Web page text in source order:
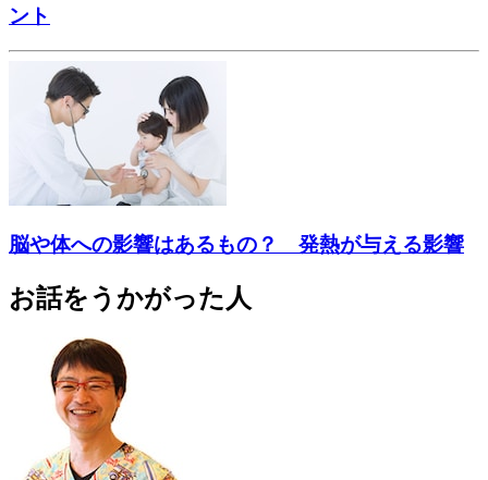
ント
脳や体への影響はあるもの？ 発熱が与える影響
お話をうかがった人